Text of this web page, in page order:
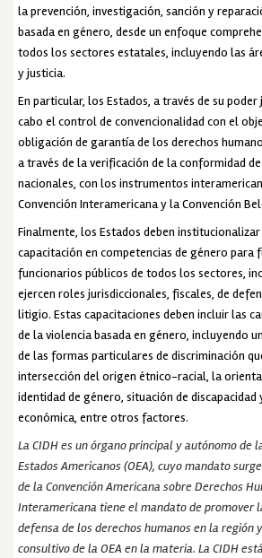
la prevención, investigación, sanción y
basada en género, desde un enfoque
todos los sectores estatales, incluyendo las
y justicia.
En particular, los Estados, a través de su
cabo el control de convencionalidad con el
obligación de garantía de los derechos
a través de la verificación de la conformidad
nacionales, con los instrumentos
Convención Interamericana y la Convención
Finalmente, los Estados deben
capacitación en competencias de género para
funcionarios públicos de todos los sectores,
ejercen roles jurisdiccionales, fiscales, de
litigio. Estas capacitaciones deben incluir las
de la violencia basada en género, incluyendo
de las formas particulares de discriminación
intersección del origen étnico-racial, la
identidad de género, situación de discapacidad
económica, entre otros factores.
La CIDH es un órgano principal y autónomo de
Estados Americanos (OEA), cuyo mandato
de la Convención Americana sobre Derechos
Interamericana tiene el mandato de promover
defensa de los derechos humanos en la región
consultivo de la OEA en la materia. La CIDH